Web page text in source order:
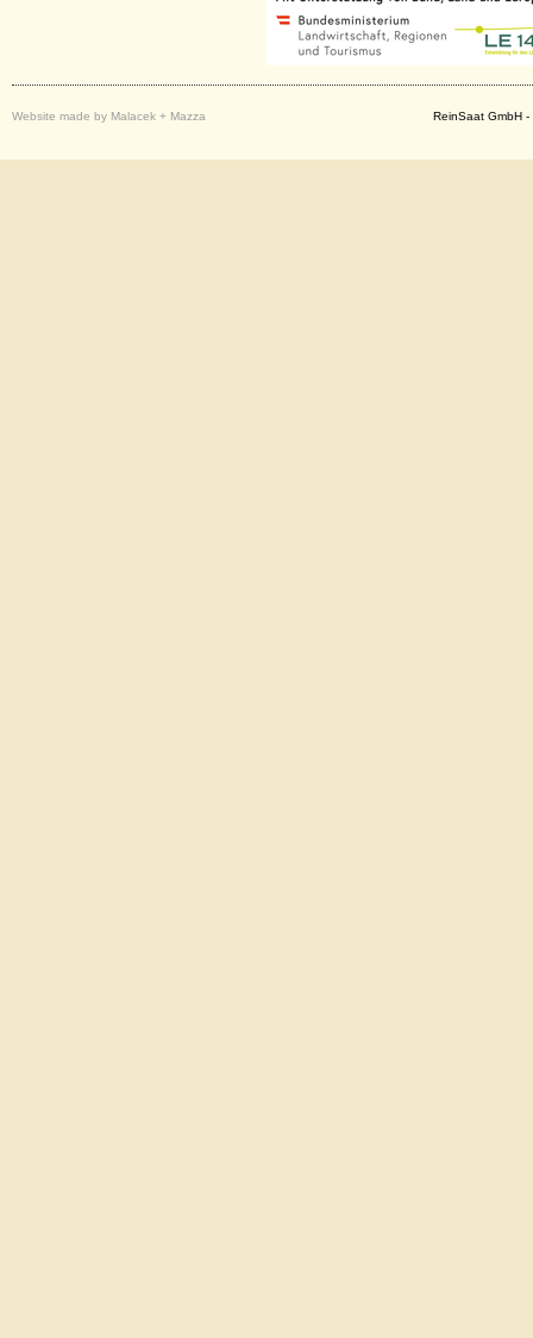
Website made by Malacek + Mazza ReinSaat GmbH